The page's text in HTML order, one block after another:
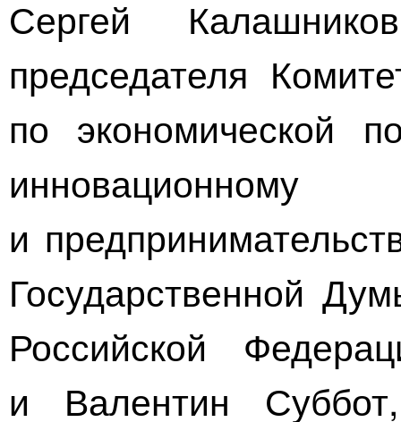
Сергей
председателя
по экономической
и
Государственной
Российской
и Валентин